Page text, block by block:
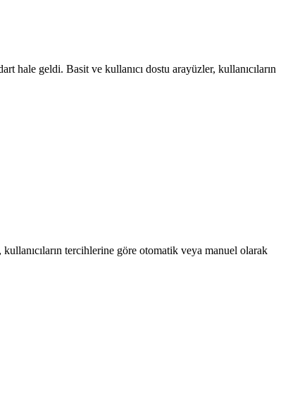
hale geldi. Basit ve kullanıcı dostu arayüzler, kullanıcıların
tercihlerine göre otomatik veya manuel olarak